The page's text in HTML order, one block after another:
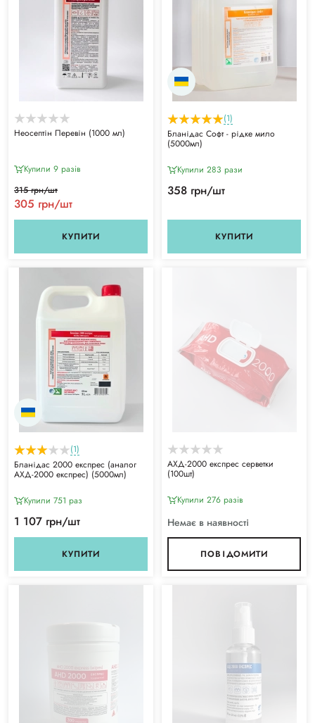
Неосептін Перевін (1000 мл)
Купили 9 разiв
305 грн/шт
315 грн/шт
КУПИТИ
(1)
Бланідас Софт - рідке мило
(5000мл)
Купили 283 рази
358 грн/шт
КУПИТИ
(1)
Бланідас 2000 експрес (аналог
АХД-2000 експрес) (5000мл)
Купили 751 раз
1 107 грн/шт
КУПИТИ
АХД-2000 експрес серветки
(100шт)
Купили 276 разiв
Немає в наявності
ПОВІДОМИТИ